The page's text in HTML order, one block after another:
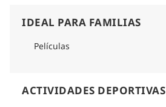
IDEAL PARA FAMILIAS
Películas
ACTIVIDADES DEPORTIVAS